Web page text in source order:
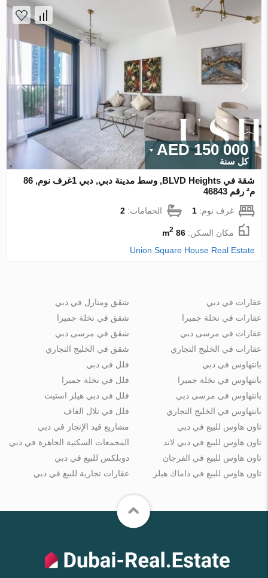
150 000 AED
كل سنة
شقة في BLVD Heights, وسط مدينة دبي, دبي 1غرف نوم, 86
م² رقم 46843
غرف نوم:1 الحمامات:2
مكان السكن:86 m
2
Union Square House Real Estate
عقارات في دبي
عقارات في نخلة جميرا
عقارات في مرسى دبي
عقارات في الخليج التجاري
شقق ومنازل في دبي
شقق في نخلة جميرا
شقق في مرسى دبي
شقق في الخليج التجاري
بانتهاوس في دبي
بانتهاوس في نخلة جميرا
بانتهاوس في مرسى دبي
بانتهاوس في الخليج التجاري
فلل في دبي
فلل في نخلة جميرا
فلل في دبي هيلز استيت
فلل في تلال الغاف
تاون هاوس للبيع في دبي
تاون هاوس للبيع في دبي لاند
تاون هاوس للبيع في الفرجان
تاون هاوس للبيع في داماك هيلز
مشاريع قيد الإنجاز في دبي
المجمعات السكنية الجاهزة في دبي
دوبلكس للبيع في دبي
عقارات تجارية للبيع في دبي